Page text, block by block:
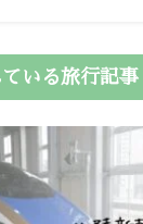
いる旅行記事